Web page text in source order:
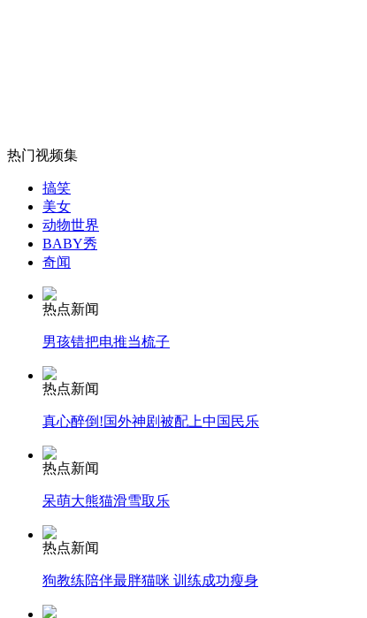
女孩北京地铁殴打老人 痛下狠手拳打脚踢
无痛分娩是否安全 医生回应
外交部：有关国家言论片面不公正
安徽一实载49人客车翻车
走！跟着总书记去植树
消防员救轻生者 花炮节热闹非凡 减压"枕头大战"
热门视频集
搞笑
美女
动物世界
BABY秀
奇闻
热点新闻
男孩错把电推当梳子
热点新闻
真心醉倒!国外神剧被配上中国民乐
热点新闻
呆萌大熊猫滑雪取乐
热点新闻
狗教练陪伴最胖猫咪 训练成功瘦身